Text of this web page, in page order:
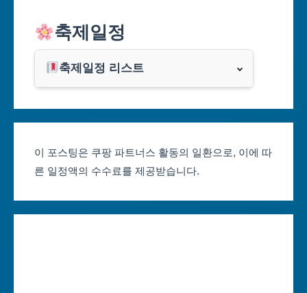
인천광역시
광주광역시
대전광역시
쿠팡
클룩
축제일정
축제일정 리스트
대구축제 일정
인천축제 일정
이 포스팅은 쿠팡 파트너스 활동의 일환으로, 이에 따
른 일정액의 수수료를 제공받습니다.